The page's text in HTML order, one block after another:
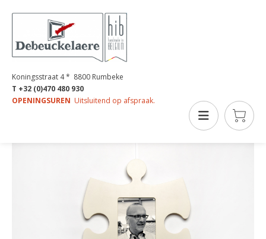
Koningsstraat 4 * 8800 Rumbeke
T +32 (0)470 480 930
OPENINGSUREN Uitsluitend op afspraak.